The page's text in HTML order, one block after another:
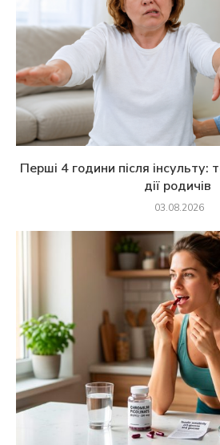
Перші 4 години після інсульту:
дії родичів
03.08.2026